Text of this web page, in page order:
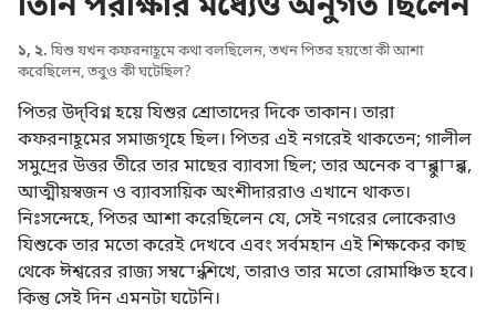
১, ২. যিশু যখন কফরনাহূমে কথা বলছিলেন, তখন পিতর হয়তো কী আশা
করেছিলেন, তবুও কী ঘটেছিল?
পিতর উদ্‌বিগ্ন হয়ে যিশুর শ্রোতাদের দিকে তাকান। তারা
কফরনাহূমের সমাজগৃহে ছিল। পিতর এই নগরেই থাকতেন; গালীল
সমুদ্রের উত্তর তীরে তার মাছের ব্যাবসা ছিল; তার অনেক বন্ধুবান্ধব,
আত্মীয়স্বজন ও ব্যাবসায়িক অংশীদাররাও এখানে থাকত।
নিঃসন্দেহে, পিতর আশা করেছিলেন যে, সেই নগরের লোকেরাও
যিশুকে তার মতো করেই দেখবে এবং সর্বমহান এই শিক্ষকের কাছ
থেকে ঈশ্বরের রাজ্য সম্বন্ধে শিখে, তারাও তার মতো রোমাঞ্চিত হবে।
কিন্তু সেই দিন এমনটা ঘটেনি।